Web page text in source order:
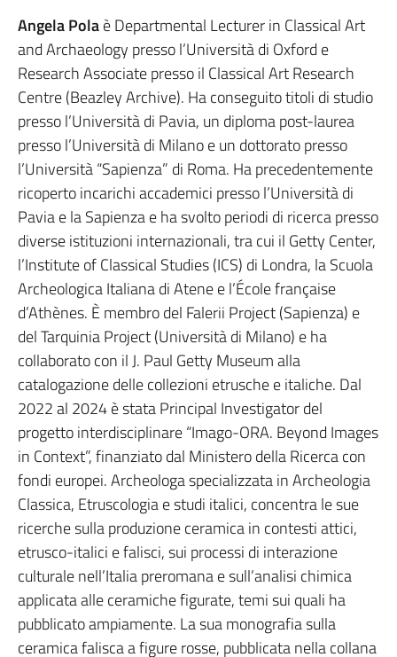
Angela Polaè Departmental Lecturer in Classical Art
and Archaeology presso l’Università di Oxford e
Research Associate presso il Classical Art Research
Centre (Beazley Archive). Ha conseguito titoli di studio
presso l’Università di Pavia, un diploma post-laurea
presso l’Università di Milano e un dottorato presso
l’Università “Sapienza” di Roma. Ha precedentemente
ricoperto incarichi accademici presso l’Università di
Pavia e la Sapienza e ha svolto periodi di ricerca presso
diverse istituzioni internazionali, tra cui il Getty Center,
l’Institute of Classical Studies (ICS) di Londra, la Scuola
Archeologica Italiana di Atene e l’École française
d’Athènes. È membro del Falerii Project (Sapienza) e
del Tarquinia Project (Università di Milano) e ha
collaborato con il J. Paul Getty Museum alla
catalogazione delle collezioni etrusche e italiche. Dal
2022 al 2024 è stata Principal Investigator del
progetto interdisciplinare “Imago-ORA. Beyond Images
in Context”, finanziato dal Ministero della Ricerca con
fondi europei. Archeologa specializzata in Archeologia
Classica, Etruscologia e studi italici, concentra le sue
ricerche sulla produzione ceramica in contesti attici,
etrusco-italici e falisci, sui processi di interazione
culturale nell’Italia preromana e sull’analisi chimica
applicata alle ceramiche figurate, temi sui quali ha
pubblicato ampiamente. La sua monografia sulla
ceramica falisca a figure rosse, pubblicata nella collana